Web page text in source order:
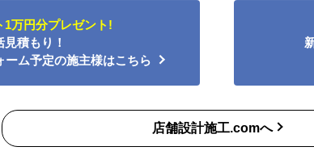
万円分プレゼント!
積もり！
ーム予定の施主様はこちら
店舗設計施工.comへ